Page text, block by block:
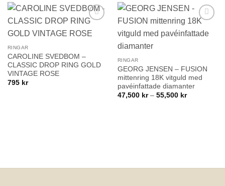
önskelistan!
RINGAR
CAROLINE SVEDBOM –
CLASSIC DROP RING GOLD
VINTAGE ROSE
795 kr
önskelistan!
RINGAR
GEORG JENSEN – FUSION
mittenring 18K vitguld med
pavéinfattade diamanter
47,500 kr – 55,500 krPrisintervall: